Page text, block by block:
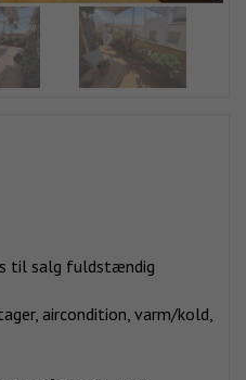
til salg fuldstændig
aircondition, varm/kold,